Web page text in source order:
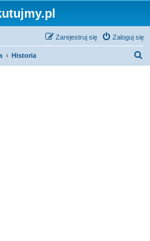
Zaloguj się
Zarejestruj się
Historia